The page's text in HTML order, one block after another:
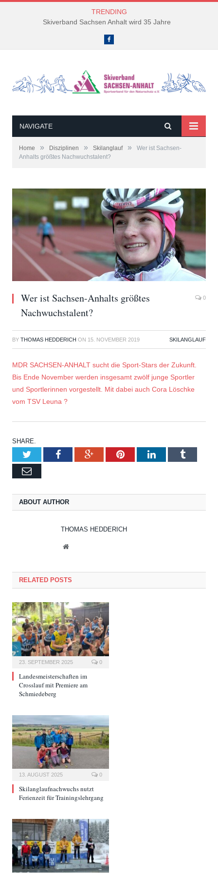
TRENDING
Skiverband Sachsen Anhalt wird 35 Jahre
Facebook
NAVIGATE
Home » Disziplinen » Skilanglauf »
Wer ist Sachsen-
Anhalts größtes Nachwuchstalent?
Wer ist Sachsen-Anhalts größtes
Nachwuchstalent?
0
BY THOMAS HEDDERICH ON 15. NOVEMBER 2019 SKILANGLAUF
MDR SACHSEN-ANHALT sucht die Sport-Stars der Zukunft.
Bis Ende November werden insgesamt zwölf junge Sportler
und Sportlerinnen vorgestellt. Mit dabei auch Cora Löschke
vom TSV Leuna ?
SHARE.
TwitterFacebookGoogle+PinterestLinkedInTumblr
Email
ABOUT AUTHOR
THOMAS HEDDERICH
Website
RELATED POSTS
23. SEPTEMBER 2025 0
Landesmeisterschaften im
Crosslauf mit Premiere am
Schmiedeberg
13. AUGUST 2025 0
Skilanglaufnachwuchs nutzt
Ferienzeit für Trainingslehrgang